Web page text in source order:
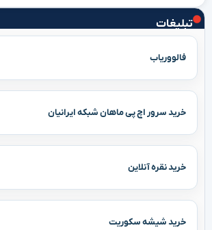
تبلیغات
فالووریاب
خرید سرور اچ پی ماهان شبکه ایرانیان
خرید نقره آنلاین
خرید شیشه سکوریت